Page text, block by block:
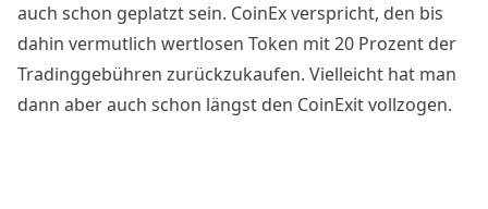
auch schon geplatzt sein. CoinEx verspricht, den bis
dahin vermutlich wertlosen Token mit 20 Prozent der
Tradinggebühren zurückzukaufen. Vielleicht hat man
dann aber auch schon längst den CoinExit vollzogen.